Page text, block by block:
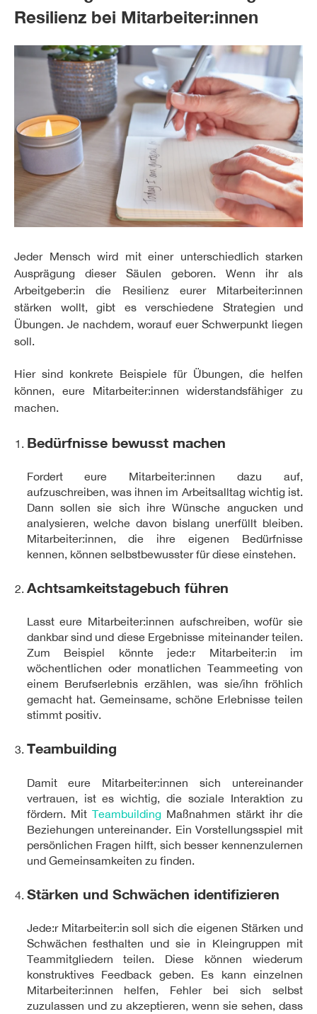
Resilienz bei Mitarbeiter:innen
Jeder Mensch wird mit einer unterschiedlich starken
Ausprägung dieser Säulen geboren. Wenn ihr als
Arbeitgeber:in die Resilienz eurer Mitarbeiter:innen
stärken wollt, gibt es verschiedene Strategien und
Übungen. Je nachdem, worauf euer Schwerpunkt liegen
soll.
Hier sind konkrete Beispiele für Übungen, die helfen
können, eure Mitarbeiter:innen widerstandsfähiger zu
machen.
Bedürfnisse bewusst machen
Fordert eure Mitarbeiter:innen dazu auf,
aufzuschreiben, was ihnen im Arbeitsalltag wichtig ist.
Dann sollen sie sich ihre Wünsche angucken und
analysieren, welche davon bislang unerfüllt bleiben.
Mitarbeiter:innen, die ihre eigenen Bedürfnisse
kennen, können selbstbewusster für diese einstehen.
Achtsamkeitstagebuch führen
Lasst eure Mitarbeiter:innen aufschreiben, wofür sie
dankbar sind und diese Ergebnisse miteinander teilen.
Zum Beispiel könnte jede:r Mitarbeiter:in im
wöchentlichen oder monatlichen Teammeeting von
einem Berufserlebnis erzählen, was sie/ihn fröhlich
gemacht hat. Gemeinsame, schöne Erlebnisse teilen
stimmt positiv.
Teambuilding
Damit eure Mitarbeiter:innen sich untereinander
vertrauen, ist es wichtig, die soziale Interaktion zu
fördern. MitTeambuilding Maßnahmen stärkt ihr die
Beziehungen untereinander. Ein Vorstellungsspiel mit
persönlichen Fragen hilft, sich besser kennenzulernen
und Gemeinsamkeiten zu finden.
Stärken und Schwächen identifizieren
Jede:r Mitarbeiter:in soll sich die eigenen Stärken und
Schwächen festhalten und sie in Kleingruppen mit
Teammitgliedern teilen. Diese können wiederum
konstruktives Feedback geben. Es kann einzelnen
Mitarbeiter:innen helfen, Fehler bei sich selbst
zuzulassen und zu akzeptieren, wenn sie sehen, dass